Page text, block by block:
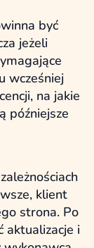
być
jeżeli
wcześniej
na jakie
późniejsze
klient
strona. Po
aktualizacje i